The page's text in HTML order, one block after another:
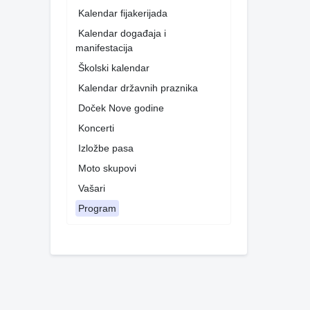
Kalendar fijakerijada
Kalendar događaja i
manifestacija
Školski kalendar
Kalendar državnih praznika
Doček Nove godine
Koncerti
Izložbe pasa
Moto skupovi
Vašari
Program